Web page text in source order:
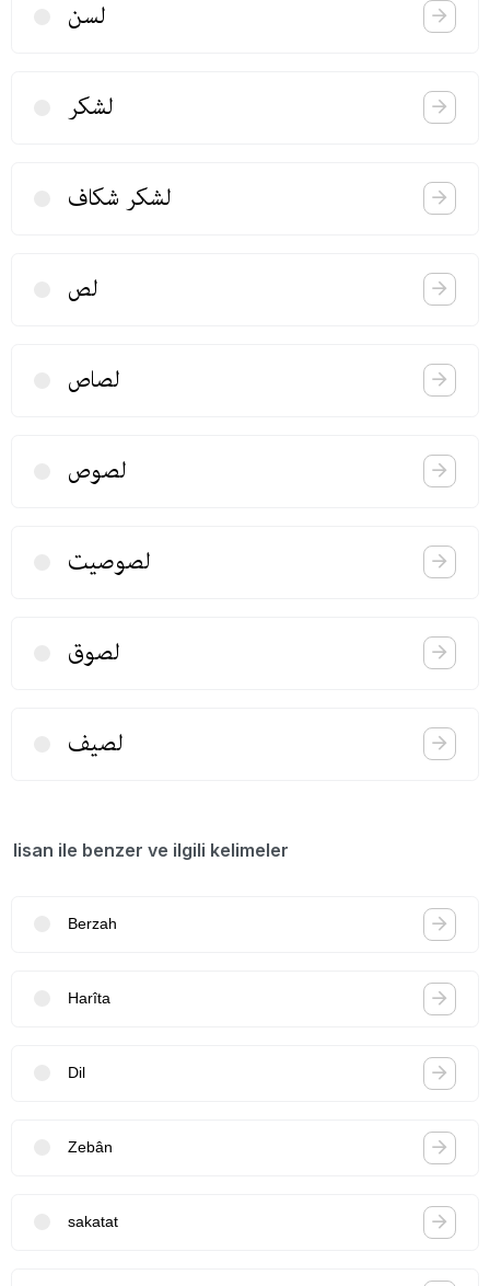
لسن
لشكر
لشكر شكاف
لص
لصاص
لصوص
لصوصیت
لصوق
لصیف
lisan ile benzer ve ilgili kelimeler
Berzah
Harîta
Dil
Zebân
sakatat